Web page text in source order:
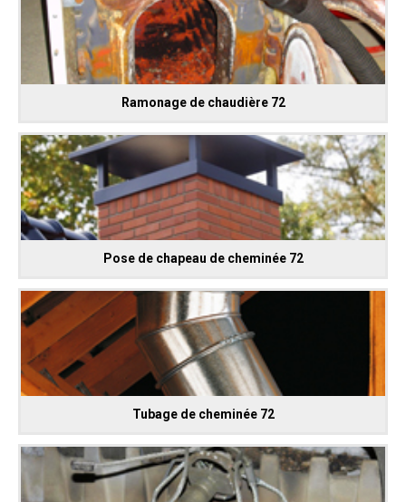
Ramonage de chaudière 72
Pose de chapeau de cheminée 72
Tubage de cheminée 72